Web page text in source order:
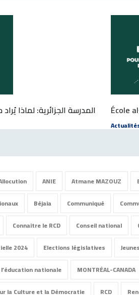
المدرسة الجزائرية: لماذا École
ANIE Atmane MAZOUZ
Béjaia Communiqué
Connaitre le RCD Conseil national
2024 Elections législatives
nationale MONTRÉAL-CANADA
la Culture et la Démocratie RCD